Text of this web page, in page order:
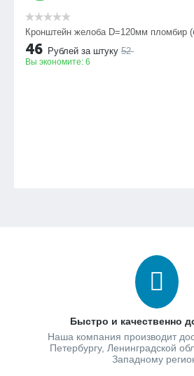
Кронштейн желоба D=120мм пломбир
46 Рублей за штуку 52
Вы экономите: 6
Быстро и качественно
Наша компания производит
Петербургу, Ленинградской
Западному